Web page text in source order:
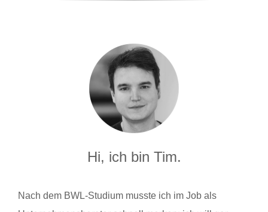
Hi, ich bin Tim.
Nach dem BWL-Studium musste ich im Job als